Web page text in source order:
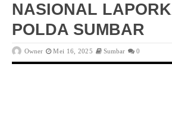
NASIONAL
POLDA SUMBAR
Owner Mei 16, 2025 Sumbar 0